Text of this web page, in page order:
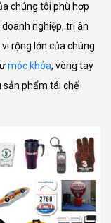
chúng tôi phù hợp
nghiệp, tri ân
rộng lớn của chúng
móc khóa, vòng tay
sản phẩm tái chế